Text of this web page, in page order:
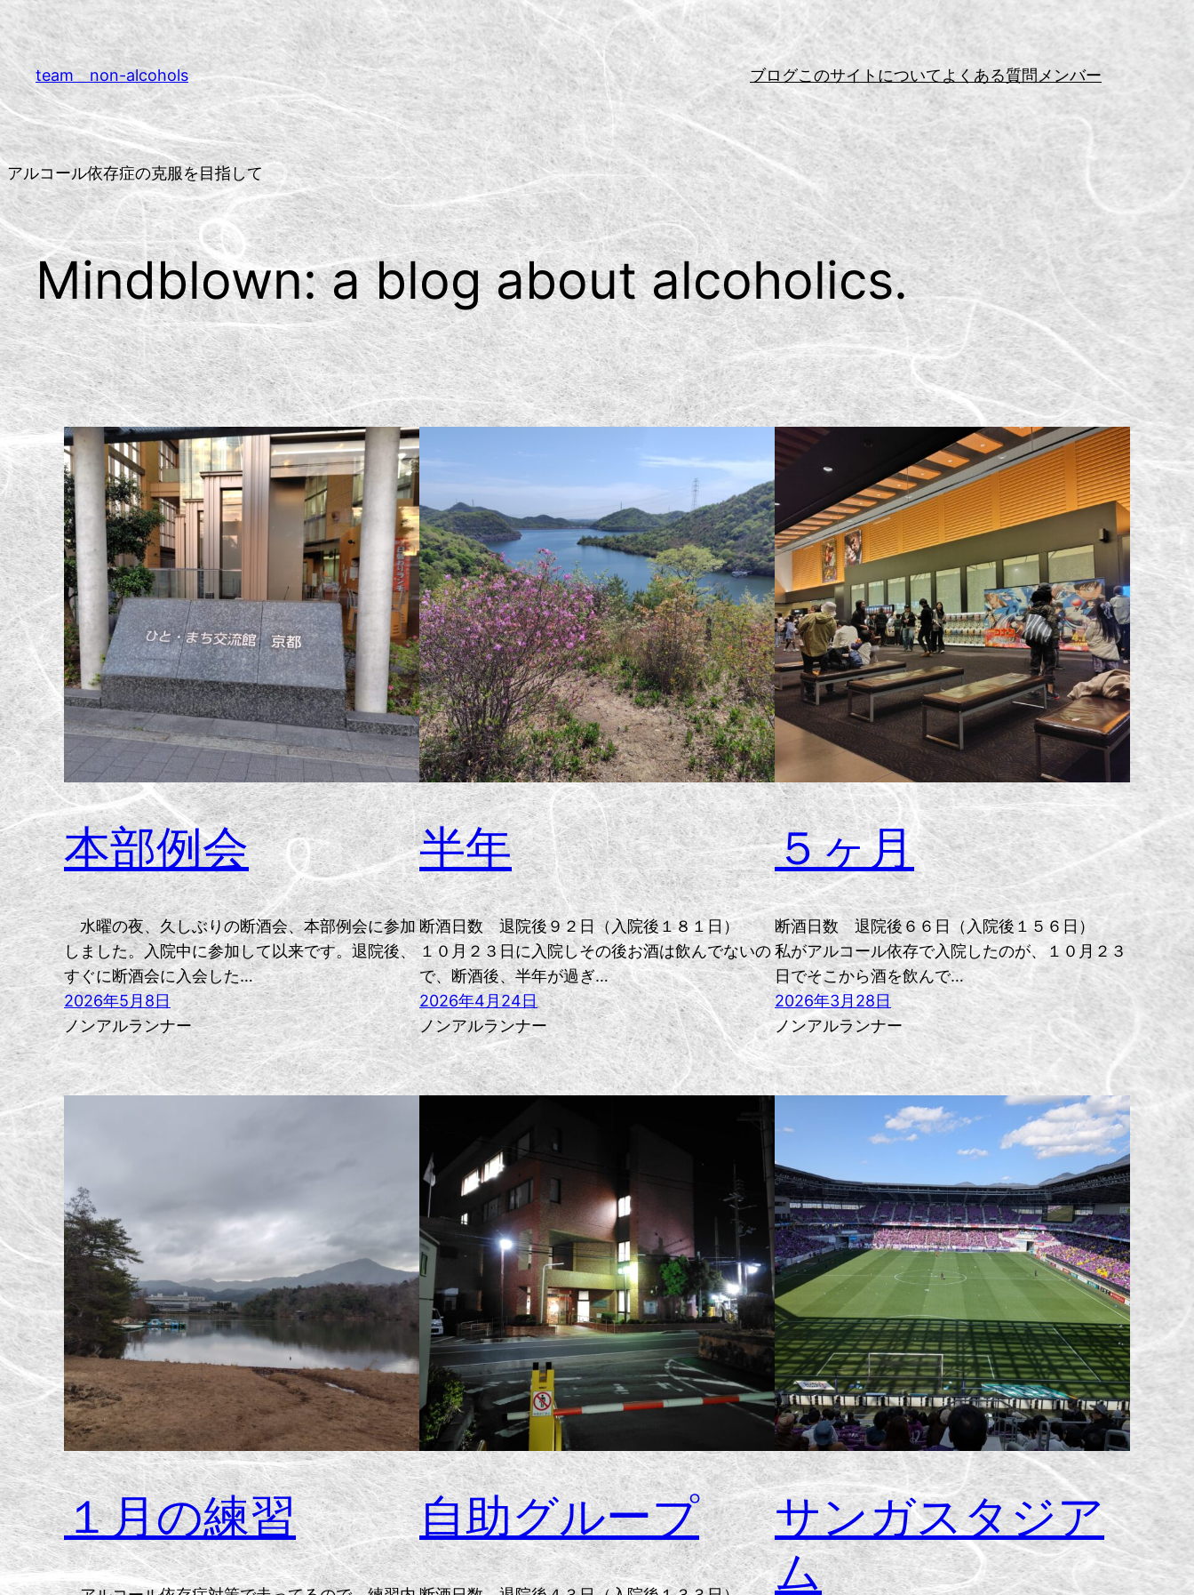
内
容
を
ス
キ
ッ
プ
team non-alcohols ブログこのサイトについてよくある質問メンバー
アルコール依存症の克服を目指して
Mindblown: a blog about alcoholics.
本部例会
水曜の夜、久しぶりの断酒会、本部例会に参加
しました。入院中に参加して以来です。退院後、
すぐに断酒会に入会した…
2026年5月8日
ノンアルランナー
半年
断酒日数 退院後９２日（入院後１８１日）
１０月２３日に入院しその後お酒は飲んでないの
で、断酒後、半年が過ぎ…
2026年4月24日
ノンアルランナー
５ヶ月
断酒日数 退院後６６日（入院後１５６日）
私がアルコール依存で入院したのが、１０月２３
日でそこから酒を飲んで…
2026年3月28日
ノンアルランナー
１月の練習 自助グループ
サンガスタジア
ム